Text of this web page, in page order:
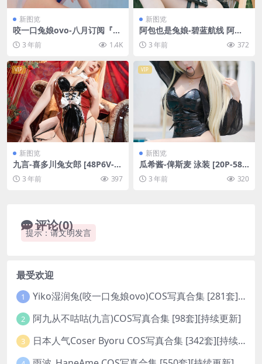
新图览
咬一口兔娘ovo-八月订阅『主
将的假期』&Crazy [58P1V-1.
25G]3 年前 1.4K
新图览
阿包也是兔娘-碧蓝航线 阿诺
德 [38P-161MB]
3 年前 372
VIP
新图览
九言-喜多川兔女郎 [48P6V-6
96MB]
3 年前 397
VIP
新图览
瓜希酱-俾斯麦 泳装 [20P-58
MB]3 年前 320
评论(0)
提示：请文明发言
最受欢迎
1 Yiko湿润兔(咬一口兔娘ovo)COS写真合集 [281套][持续更新]
2 阿九从不咕咕(九言)COS写真合集 [98套][持续更新]
3 日本人气Coser Byoru COS写真合集 [342套][持续更新]